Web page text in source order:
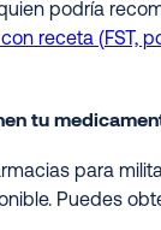
podría
receta (FST,
tu
para
Puedes